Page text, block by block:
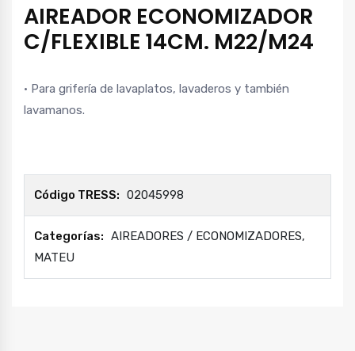
AIREADOR ECONOMIZADOR
C/FLEXIBLE 14CM. M22/M24
• Para grifería de lavaplatos, lavaderos y también
lavamanos.
Código TRESS: 02045998
Categorías: AIREADORES / ECONOMIZADORES,
MATEU